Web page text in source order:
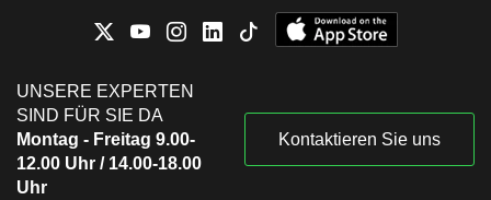
UNSERE EXPERTEN
SIND FÜR SIE DA
Montag - Freitag 9.00-
12.00 Uhr / 14.00-18.00
Uhr
Kontaktieren Sie uns